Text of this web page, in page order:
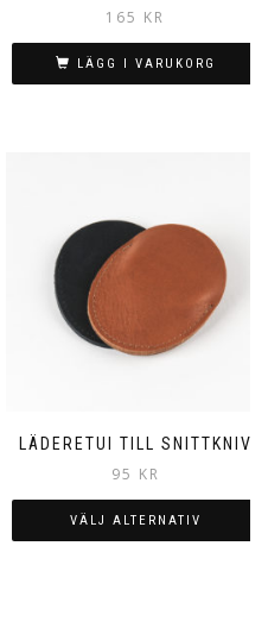
165 KR
LÄGG I VARUKORG
LÄDERETUI TILL SNITTKNIV
95 KR
VÄLJ ALTERNATIV